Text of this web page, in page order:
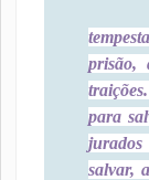
prisão,
para
salvar,